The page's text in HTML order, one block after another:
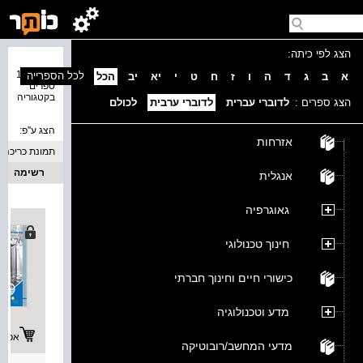
הצג לפי כיתה:
א
ב ג ד ה ו ז ח ט י יא יב הכל
הצג ספרים : לדוברי עברית לדוברי ערבית לכולם
אזרחות
אנגלית
גאוגרפיה
חינוך טכנולוגי
כישורי חיים וחינוך חברתי
מדע וטכנולוגיה
מדעי המחשב/רובוטיקה
נמצאו 12
ספרים
בקטגוריה
לכל הספרייה
הצג ע''פ:
תמונת כריכה
רשימה